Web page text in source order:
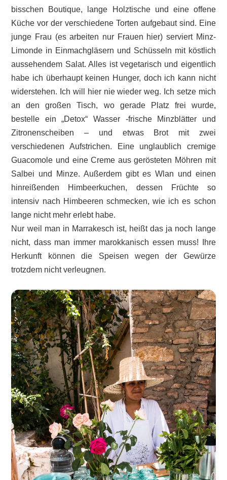
bisschen Boutique, lange Holztische und eine offene
Küche vor der verschiedene Torten aufgebaut sind. Eine
junge Frau (es arbeiten nur Frauen hier) serviert Minz-
Limonde in Einmachgläsern und Schüsseln mit köstlich
aussehendem Salat. Alles ist vegetarisch und eigentlich
habe ich überhaupt keinen Hunger, doch ich kann nicht
widerstehen. Ich will hier nie wieder weg. Ich setze mich
an den großen Tisch, wo gerade Platz frei wurde,
bestelle ein „Detox“ Wasser -frische Minzblätter und
Zitronenscheiben – und etwas Brot mit zwei
verschiedenen Aufstrichen. Eine unglaublich cremige
Guacomole und eine Creme aus gerösteten Möhren mit
Salbei und Minze. Außerdem gibt es Wlan und einen
hinreißenden Himbeerkuchen, dessen Früchte so
intensiv nach Himbeeren schmecken, wie ich es schon
lange nicht mehr erlebt habe.
Nur weil man in Marrakesch ist, heißt das ja noch lange
nicht, dass man immer marokkanisch essen muss! Ihre
Herkunft können die Speisen wegen der Gewürze
trotzdem nicht verleugnen.